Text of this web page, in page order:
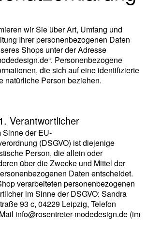
wir Sie über Art, Umfang und
Ihrer personenbezogenen Daten
Shops unter der Adresse
Personenbezogene
die sich auf eine identifizierte
natürliche Person beziehen.
1. Verantwortlicher
Sinne der EU-
(DSGVO) ist diejenige
Person, die allein oder
über die Zwecke und Mittel der
Daten entscheidet.
verarbeiteten personenbezogenen
im Sinne der DSGVO: Sandra
93 c, 04229 Leipzig, Telefon
info@rosentreter-modedesign.de (im